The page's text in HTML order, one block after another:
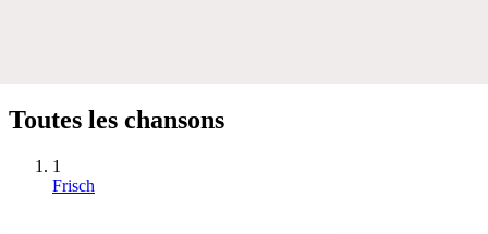
Toutes les chansons
1
Frisch